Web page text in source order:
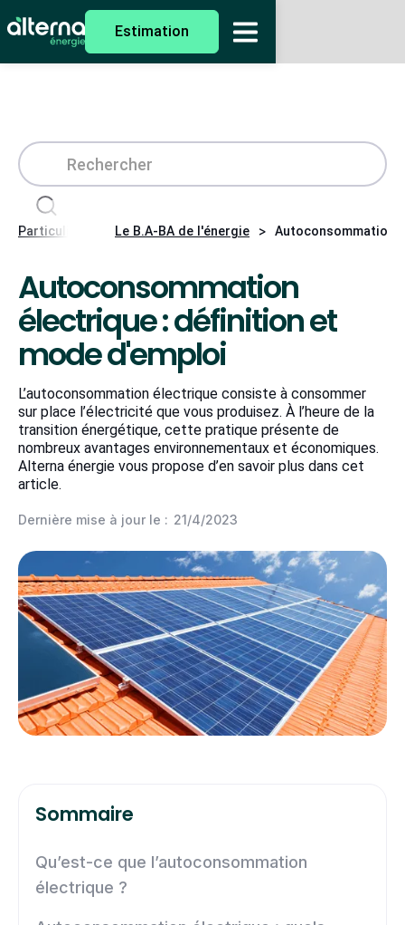
Estimation
Particuliers Le B.A-BA de l'énergie > Autoconsommation
Autoconsommation
électrique : définition et
mode d'emploi
L’autoconsommation électrique consiste à consommer
sur place l’électricité que vous produisez. À l’heure de la
transition énergétique, cette pratique présente de
nombreux avantages environnementaux et économiques.
Alterna énergie vous propose d’en savoir plus dans cet
article.
Dernière mise à jour le : 21/4/2023
Sommaire
Qu’est-ce que l’autoconsommation
électrique ?